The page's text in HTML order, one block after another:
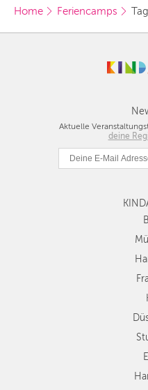
KÖLN
WIEN
Home Feriencamps
Aktuelle
deineBerlin
München
Köln
Stuttgart
Essen
Dresden
Wien
Zürich
Andere
Regionen